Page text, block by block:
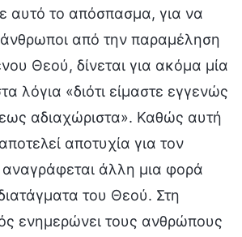
αυτό το απόσπασμα, για να
από την παραμέληση
Θεού, δίνεται για ακόμα μία
λόγια «διότι είμαστε εγγενώς
αδιαχώριστα». Καθώς αυτή
αποτυχία για τον
άλλη μια φορά
του Θεού. Στη
ενημερώνει τους ανθρώπους